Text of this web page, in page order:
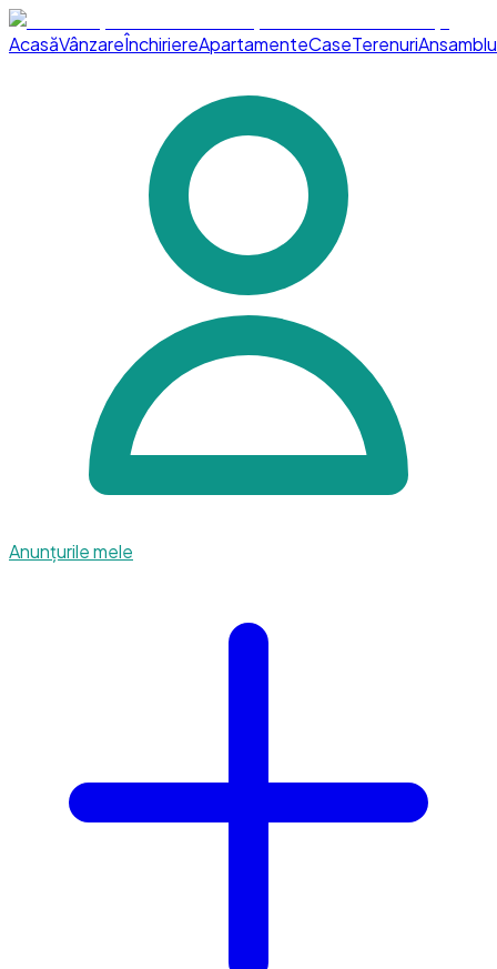
AcasăVânzareÎnchiriereApartamenteCaseTerenuri
Anunțurile mele